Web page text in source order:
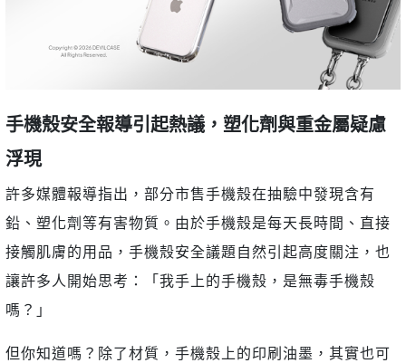
手機殼安全報導引起熱議，塑化劑與重金屬疑慮
浮現
許多媒體報導指出，部分市售手機殼在抽驗中發現含有
鉛、塑化劑等有害物質。由於手機殼是每天長時間、直接
接觸肌膚的用品，手機殼安全議題自然引起高度關注，也
讓許多人開始思考：「我手上的手機殼，是無毒手機殼
嗎？」
但你知道嗎？除了材質，手機殼上的印刷油墨，其實也可